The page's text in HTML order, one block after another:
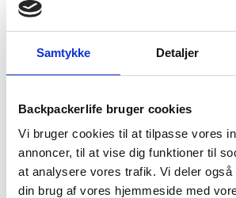
Samtykke Detaljer
Backpackerlife bruger cookies
Vi bruger cookies til at tilpasse vores
annoncer, til at vise dig funktioner til
at analysere vores trafik. Vi deler også
din brug af vores hjemmeside med
levering
499 kr
BESKRIVELSE
YDERLIGERE
BRAND
FAQ